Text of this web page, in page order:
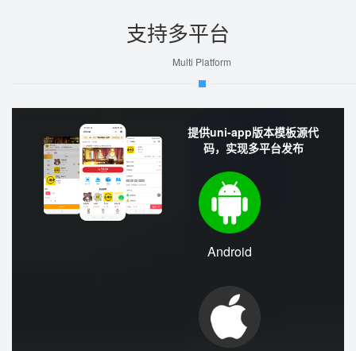
Multi Platform
码，实现多平台发布
Android